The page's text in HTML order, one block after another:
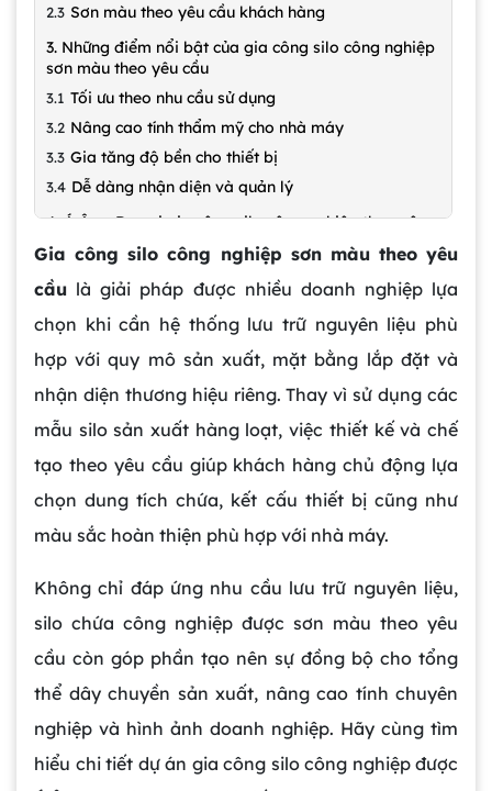
Sơn màu theo yêu cầu khách hàng
3. Những điểm nổi bật của gia công silo công nghiệp
sơn màu theo yêu cầu
Tối ưu theo nhu cầu sử dụng
Nâng cao tính thẩm mỹ cho nhà máy
Gia tăng độ bền cho thiết bị
Dễ dàng nhận diện và quản lý
4. Á Âu – Đơn vị gia công silo công nghiệp theo yêu
cầu uy tín
Gia công silo công nghiệp sơn màu theo yêu
cầu là giải pháp được nhiều doanh nghiệp lựa
chọn khi cần hệ thống lưu trữ nguyên liệu phù
hợp với quy mô sản xuất, mặt bằng lắp đặt và
nhận diện thương hiệu riêng. Thay vì sử dụng các
mẫu silo sản xuất hàng loạt, việc thiết kế và chế
tạo theo yêu cầu giúp khách hàng chủ động lựa
chọn dung tích chứa, kết cấu thiết bị cũng như
màu sắc hoàn thiện phù hợp với nhà máy.
Không chỉ đáp ứng nhu cầu lưu trữ nguyên liệu,
silo chứa công nghiệp được sơn màu theo yêu
cầu còn góp phần tạo nên sự đồng bộ cho tổng
thể dây chuyền sản xuất, nâng cao tính chuyên
nghiệp và hình ảnh doanh nghiệp. Hãy cùng tìm
hiểu chi tiết dự án gia công silo công nghiệp được